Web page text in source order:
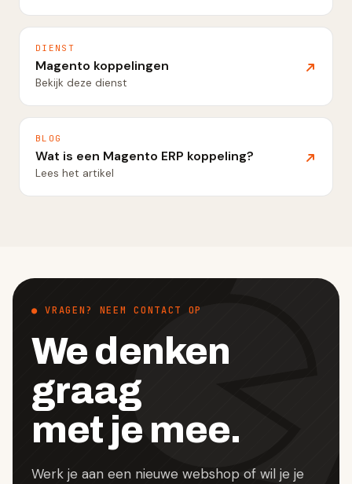
DIENST
Magento koppelingen
Bekijk deze dienst
BLOG
Wat is een Magento ERP koppeling?
Lees het artikel
● VRAGEN? NEEM CONTACT OP
We denken
graag
met je mee.
Werk je aan een nieuwe webshop of wil je je